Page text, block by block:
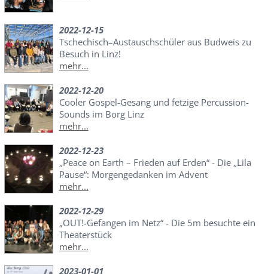
2022-12-15
Tschechisch–Austauschschüler aus Budweis zu
Besuch in Linz!
mehr...
2022-12-20
Cooler Gospel-Gesang und fetzige Percussion-
Sounds im Borg Linz
mehr...
2022-12-23
„Peace on Earth – Frieden auf Erden“ - Die „Lila
Pause“: Morgengedanken im Advent
mehr...
2022-12-29
„OUT!-Gefangen im Netz“ - Die 5m besuchte ein
Theaterstück
mehr...
2023-01-01